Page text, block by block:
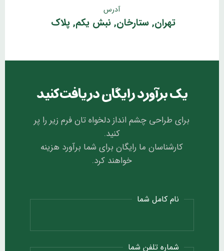
آدرس
تهران, ستارخان, نبش یکم, پلاک
یک برآورد رایگان دریافت کنید
برای طراحی چشم انداز دلخواه تان فرم زیر را پر
کنید.
کارشناسان ما رایگان برای شما برآورد هزینه
خواهند کرد.
نام کامل شما
شماره تلفن شما